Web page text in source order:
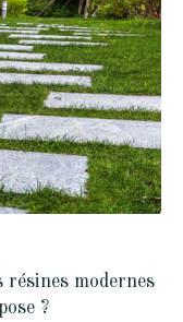
résines modernes
?